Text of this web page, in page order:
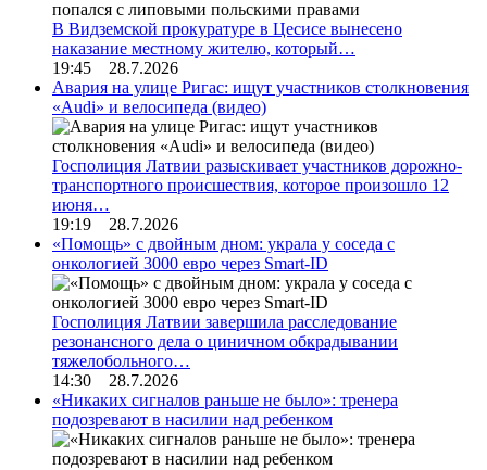
В Видземской прокуратуре в Цесисе вынесено
наказание местному жителю, который…
19:45 28.7.2026
Авария на улице Ригас: ищут участников столкновения
«Audi» и велосипеда (видео)
Госполиция Латвии разыскивает участников дорожно-
транспортного происшествия, которое произошло 12
июня…
19:19 28.7.2026
«Помощь» с двойным дном: украла у соседа с
онкологией 3000 евро через Smart-ID
Госполиция Латвии завершила расследование
резонансного дела о циничном обкрадывании
тяжелобольного…
14:30 28.7.2026
«Никаких сигналов раньше не было»: тренера
подозревают в насилии над ребенком